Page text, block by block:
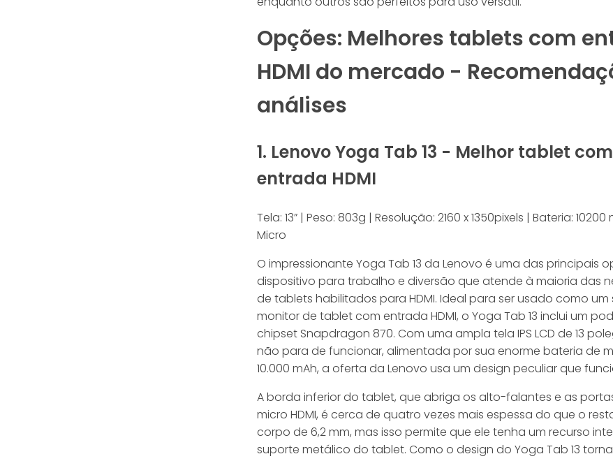
Opções: Melhores tablets com
HDMI do mercado -
análises
1. Lenovo Yoga Tab 13 - Melhor tablet com
entrada HDMI
Tela: 13” | Peso: 803g | Resolução: 2160 x 1350pixels | Bateria: 10200
Micro
O impressionante Yoga Tab 13 da Lenovo é uma das principais
dispositivo para trabalho e diversão que atende à maioria das
de tablets habilitados para HDMI. Ideal para ser usado como
monitor de tablet com entrada HDMI, o Yoga Tab 13 inclui um
chipset Snapdragon 870. Com uma ampla tela IPS LCD de 13
não para de funcionar, alimentada por sua enorme bateria de
10.000 mAh, a oferta da Lenovo usa um design peculiar que
A borda inferior do tablet, que abriga os alto-falantes e as
micro HDMI, é cerca de quatro vezes mais espessa do que o
corpo de 6,2 mm, mas isso permite que ele tenha um recurso
suporte metálico do tablet. Como o design do Yoga Tab 13